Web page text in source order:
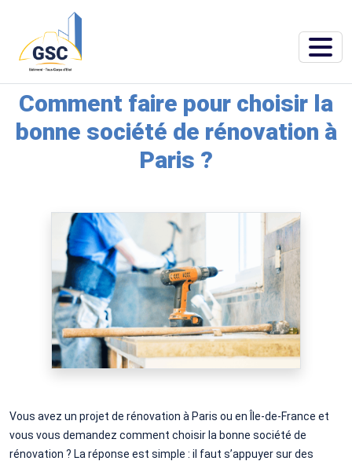
Blog»Comment faire pour choisir la bonne société de rénovation à
Comment faire pour choisir la
bonne société de rénovation à
Paris ?
Vous avez un projet de rénovation à Paris ou en Île-de-France et
vous vous demandez comment choisir la bonne société de
rénovation ? La réponse est simple : il faut s’appuyer sur des